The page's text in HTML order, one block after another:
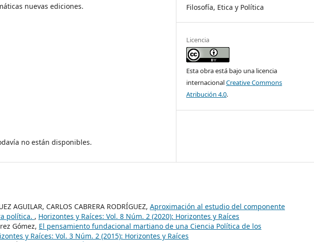
nuevas ediciones.
no están disponibles.
Filosofía, Etica y Política
Licencia
Esta obra está bajo una licencia
internacionalCreative Commons
Atribución 4.0.
AGUILAR, CARLOS CABRERA RODRÍGUEZ, Aproximación al estudio del componente
política. , Horizontes y Raíces: Vol. 8 Núm. 2 (2020): Horizontes y Raíces
Gómez, El pensamiento fundacional martiano de una Ciencia Política de los
y Raíces: Vol. 3 Núm. 2 (2015): Horizontes y Raíces